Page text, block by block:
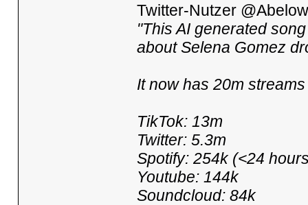
Twitter-Nutzer
"This AI generated
about Selena Gomez
It now has 20m
TikTok: 13m
Twitter: 5.3m
Spotify: 254k (<24
Youtube: 144k
Soundcloud: 84k